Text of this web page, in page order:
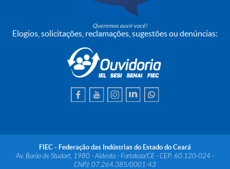
Queremos ouvir você!
Elogios, solicitações, reclamações, sugestões ou denúncias:
FIEC - Federação das Indústrias do Estado do Ceará
Av. Barão de Studart, 1980 - Aldeota - Fortaleza/CE - CEP: 60.120-024 -
CNPJ: 07.264.385/0001-43